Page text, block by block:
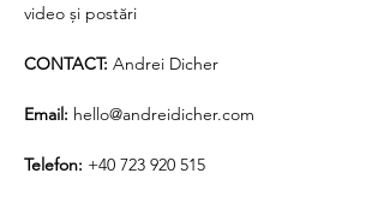
video și postări
CONTACT: Andrei Dicher
Email: hello@andreidicher.com
Telefon: +40 723 920 515